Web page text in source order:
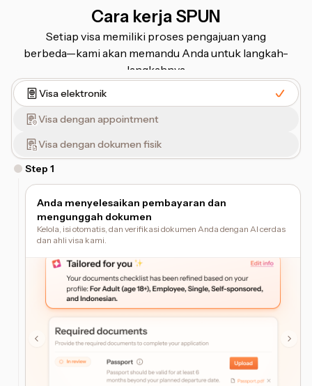
Cara kerja SPUN
Setiap visa memiliki proses pengajuan yang
berbeda⁠—⁠kami akan memandu Anda untuk langkah-
langkahnya
Visa elektronik
Visa dengan appointment
Visa dengan dokumen fisik
Step 1
Anda menyelesaikan pembayaran dan
mengunggah dokumen
Kelola, isi otomatis, dan verifikasi dokumen Anda dengan AI cerdas
dan ahli visa kami.